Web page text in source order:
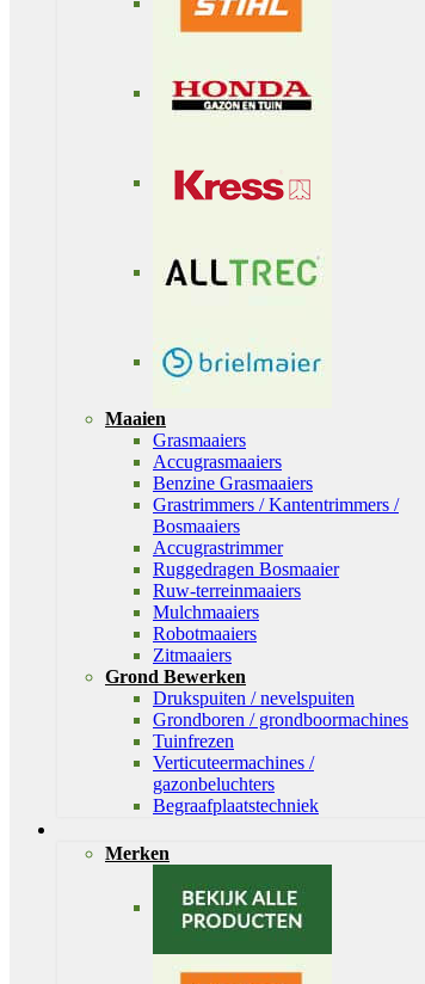
Maaien
Grasmaaiers
Accugrasmaaiers
Benzine Grasmaaiers
Grastrimmers / Kantentrimmers /
Bosmaaiers
Accugrastrimmer
Ruggedragen Bosmaaier
Ruw-terreinmaaiers
Mulchmaaiers
Robotmaaiers
Zitmaaiers
Grond Bewerken
Drukspuiten / nevelspuiten
Grondboren / grondboormachines
Tuinfrezen
Verticuteermachines /
gazonbeluchters
Begraafplaatstechniek
Merken